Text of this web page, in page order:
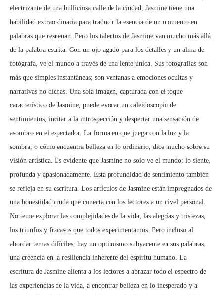
electrizante de una bulliciosa calle de la ciudad, Jasmine tiene una
habilidad extraordinaria para traducir la esencia de un momento en
palabras que resuenan. Pero los talentos de Jasmine van mucho más allá
de la palabra escrita. Con un ojo agudo para los detalles y un alma de
fotógrafa, ve el mundo a través de una lente única. Sus fotografías son
más que simples instantáneas; son ventanas a emociones ocultas y
narrativas no dichas. Una sola imagen, capturada con el toque
característico de Jasmine, puede evocar un caleidoscopio de
sentimientos, incitar a la introspección y despertar una sensación de
asombro en el espectador. La forma en que juega con la luz y la
sombra, o cómo encuentra belleza en lo ordinario, dice mucho sobre su
visión artística. Es evidente que Jasmine no solo ve el mundo; lo siente,
profunda y apasionadamente. Esta profundidad de sentimiento también
se refleja en su escritura. Los artículos de Jasmine están impregnados de
una honestidad cruda que conecta con los lectores a un nivel personal.
No teme explorar las complejidades de la vida, las alegrías y tristezas,
los triunfos y fracasos que todos experimentamos. Pero incluso al
abordar temas difíciles, hay un optimismo subyacente en sus palabras,
una creencia en la resiliencia inherente del espíritu humano. La
escritura de Jasmine alienta a los lectores a abrazar todo el espectro de
las experiencias de la vida, a encontrar belleza en lo inesperado y a